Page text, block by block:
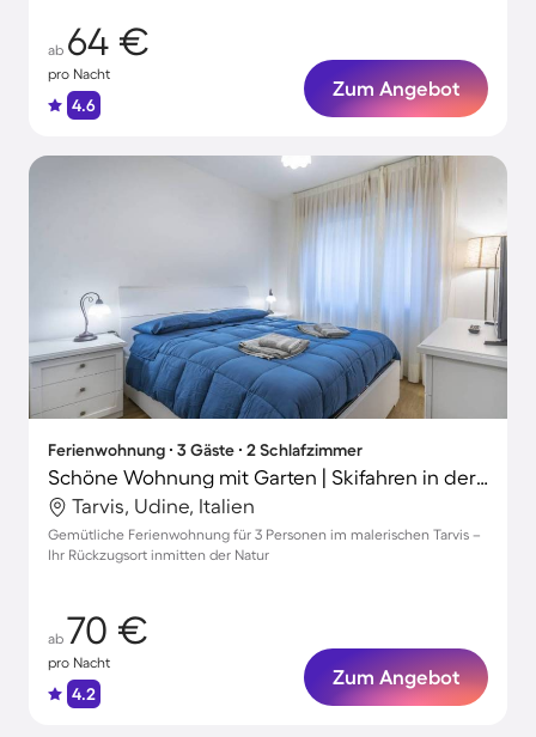
ab 64 €
pro Nacht
4.6
Zum Angebot
Ferienwohnung ∙ 3 Gäste ∙ 2 Schlafzimmer
Schöne Wohnung mit Garten | Skifahren in der Nähe | Perfekt für die Arbeit von Zuhause
Tarvis, Udine, Italien
Gemütliche Ferienwohnung für 3 Personen im malerischen Tarvis –
Ihr Rückzugsort inmitten der Natur
ab 70 €
pro Nacht
4.2
Zum Angebot